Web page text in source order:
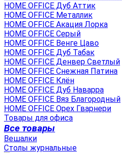
HOME OFFICE Дуб Аттик
HOME OFFICE Металлик
HOME OFFICE Акация Лорка
HOME OFFICE Серый
HOME OFFICE Венге Цаво
HOME OFFICE Дуб Табак
HOME OFFICE Денвер Светлый
HOME OFFICE Снежная Патина
HOME OFFICE Клён
HOME OFFICE Дуб Наварра
HOME OFFICE Вяз Благородный
HOME OFFICE Орех Гварнери
Товары для офиса
Все товары
Вешалки
Столы журнальные